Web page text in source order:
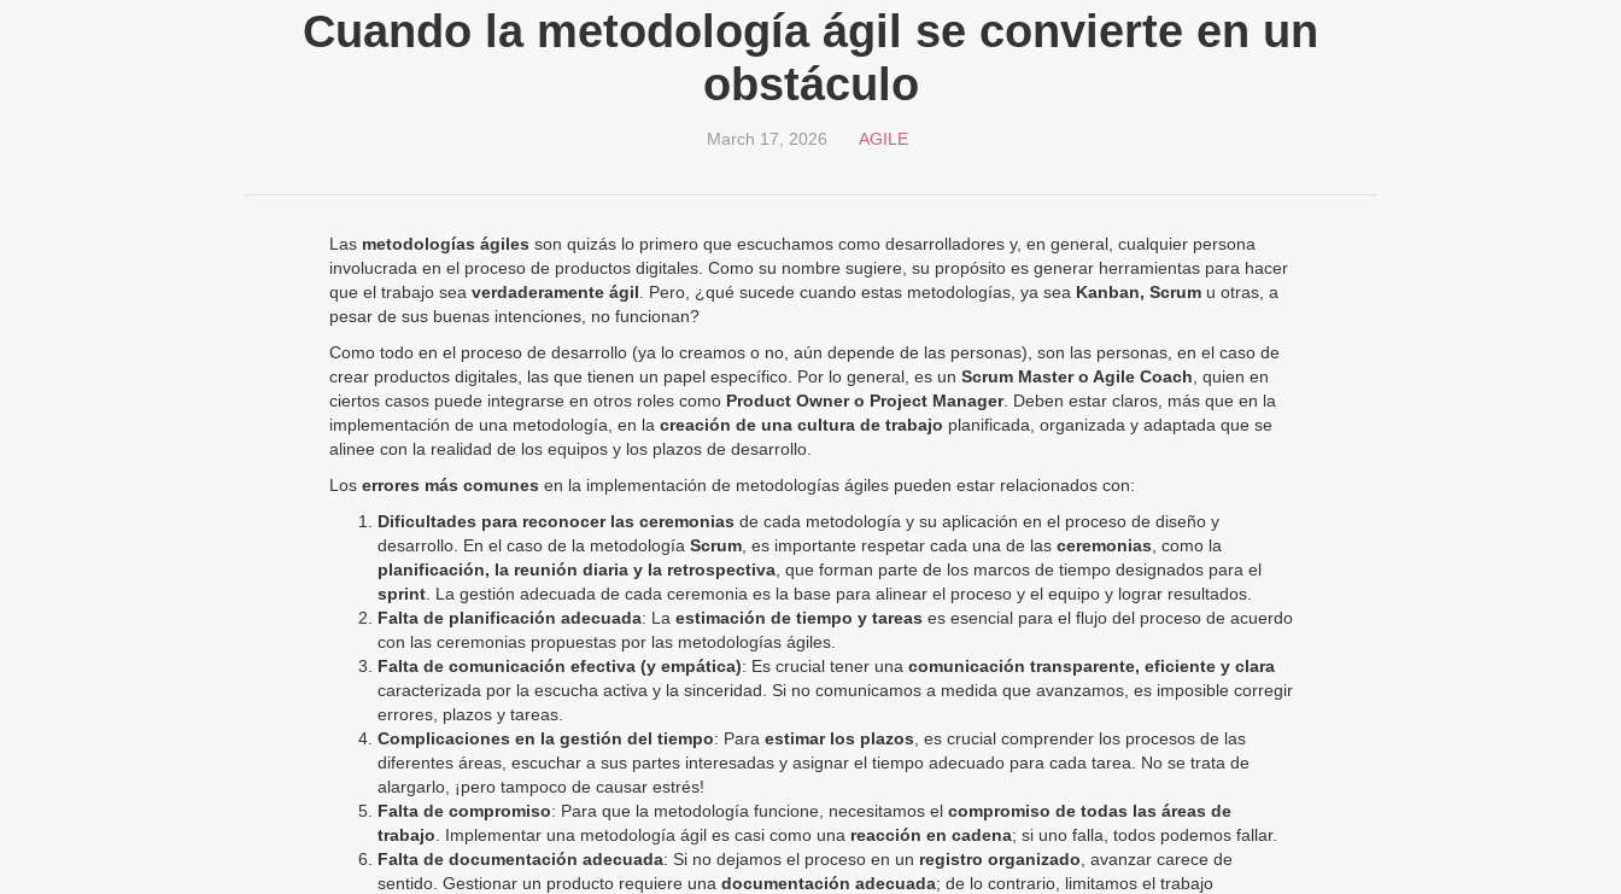
Cuando la metodología ágil se convierte en un
obstáculo
March 17, 2026 AGILE
Las metodologías ágiles son quizás lo primero que escuchamos como desarrolladores y, en general, cualquier persona
involucrada en el proceso de productos digitales. Como su nombre sugiere, su propósito es generar herramientas para hacer
que el trabajo sea verdaderamente ágil . Pero, ¿qué sucede cuando estas metodologías, ya sea Kanban, Scrumu otras, a
pesar de sus buenas intenciones, no funcionan?
Como todo en el proceso de desarrollo (ya lo creamos o no, aún depende de las personas), son las personas, en el caso de
crear productos digitales, las que tienen un papel específico. Por lo general, es un Scrum Master o Agile Coach , quien en
ciertos casos puede integrarse en otros roles como Product Owner o Project Manager. Deben estar claros, más que en la
implementación de una metodología, en la creación de una cultura de trabajo planificada, organizada y adaptada que se
alinee con la realidad de los equipos y los plazos de desarrollo.
Los errores más comunes en la implementación de metodologías ágiles pueden estar relacionados con:
Dificultades para reconocer las ceremonias de cada metodología y su aplicación en el proceso de diseño y
desarrollo. En el caso de la metodología Scrum, es importante respetar cada una de las ceremonias , como la
planificación, la reunión diaria y la retrospectiva, que forman parte de los marcos de tiempo designados para el
sprint. La gestión adecuada de cada ceremonia es la base para alinear el proceso y el equipo y lograr resultados.
Falta de planificación adecuada: La estimación de tiempo y tareas es esencial para el flujo del proceso de acuerdo
con las ceremonias propuestas por las metodologías ágiles.
Falta de comunicación efectiva (y empática): Es crucial tener una comunicación transparente, eficiente y clara
caracterizada por la escucha activa y la sinceridad. Si no comunicamos a medida que avanzamos, es imposible corregir
errores, plazos y tareas.
Complicaciones en la gestión del tiempo: Para estimar los plazos , es crucial comprender los procesos de las
diferentes áreas, escuchar a sus partes interesadas y asignar el tiempo adecuado para cada tarea. No se trata de
alargarlo, ¡pero tampoco de causar estrés!
Falta de compromiso: Para que la metodología funcione, necesitamos el compromiso de todas las áreas de
trabajo . Implementar una metodología ágil es casi como una reacción en cadena; si uno falla, todos podemos fallar.
Falta de documentación adecuada: Si no dejamos el proceso en un registro organizado , avanzar carece de
sentido. Gestionar un producto requiere una documentación adecuada; de lo contrario, limitamos el trabajo